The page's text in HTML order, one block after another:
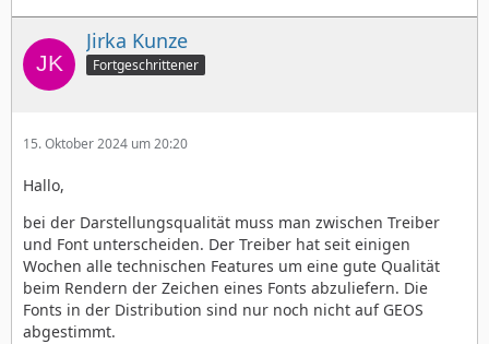
Jirka Kunze
Fortgeschrittener
15. Oktober 2024 um 20:20
Hallo,
bei der Darstellungsqualität muss man zwischen Treiber
und Font unterscheiden. Der Treiber hat seit einigen
Wochen alle technischen Features um eine gute Qualität
beim Rendern der Zeichen eines Fonts abzuliefern. Die
Fonts in der Distribution sind nur noch nicht auf GEOS
abgestimmt.